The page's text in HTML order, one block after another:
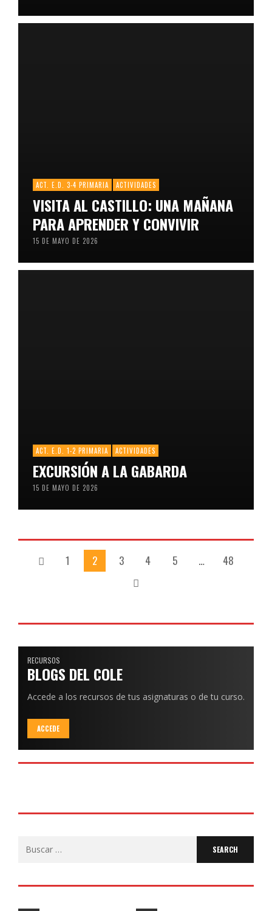
ACT. E.D. 3-4 PRIMARIA ACTIVIDADES
VISITA AL CASTILLO: UNA MAÑANA
PARA APRENDER Y CONVIVIR
15 DE MAYO DE 2026
ACT. E.D. 1-2 PRIMARIA ACTIVIDADES
EXCURSIÓN A LA GABARDA
15 DE MAYO DE 2026
1 2 3 4 5 … 48
RECURSOS
BLOGS DEL COLE
Accede a los recursos de tus asignaturas o de tu curso.
ACCEDE